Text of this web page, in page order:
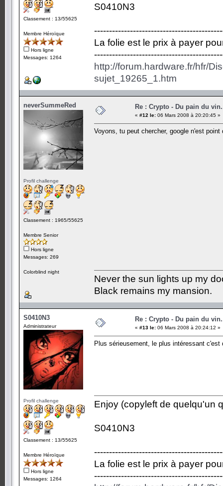
Classement : 13/55625
Membre Héroïque
Hors ligne
Messages: 1264
S0410N3
La folie est le prix à payer
http://forum.hardware.fr/hfr/
sujet_19265_1.htm
neverSummeRed
Profil challenge
Classement : 1965/55625
Membre Senior
Hors ligne
Messages: 269
Colorblind night
Re : Crypto - Du pain du
« #12 le: 06 Mars 2008 à 20:20:45 »
Voyons, tu peut chercher, google n'est
Never the sun lights up my
Black remains my mansion.
S0410N3
Administrateur
Profil challenge
Classement : 13/55625
Membre Héroïque
Hors ligne
Messages: 1264
Re : Crypto - Du pain du
« #13 le: 06 Mars 2008 à 20:24:12 »
Plus sérieusement, le plus intéressant
Enjoy (copyleft de quelqu'un
S0410N3
La folie est le prix à payer